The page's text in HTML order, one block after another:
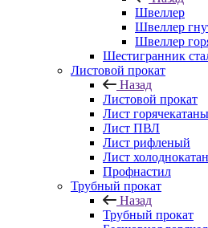
Швеллер
Швеллер
Швеллер
Шестигранник
Листовой прокат
Назад
Листовой прокат
Лист
Лист ПВЛ
Лист рифленый
Лист
Профнастил
Трубный прокат
Назад
Трубный прокат